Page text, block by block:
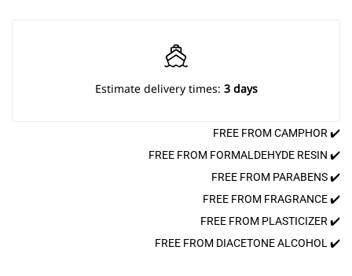
Estimate delivery times: 3 days
✔️ FREE FROM CAMPHOR
✔️ FREE FROM FORMALDEHYDE RESIN
✔️ FREE FROM PARABENS
✔️ FREE FROM FRAGRANCE
✔️ FREE FROM PLASTICIZER
✔️ FREE FROM DIACETONE ALCOHOL